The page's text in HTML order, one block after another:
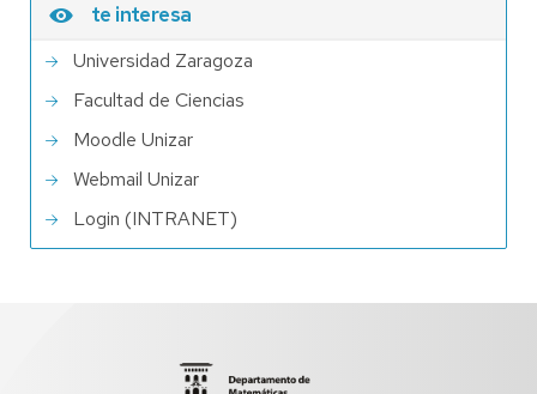
te interesa
Universidad Zaragoza
Facultad de Ciencias
Moodle Unizar
Webmail Unizar
Login (INTRANET)